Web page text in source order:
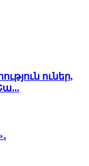
ուներ,